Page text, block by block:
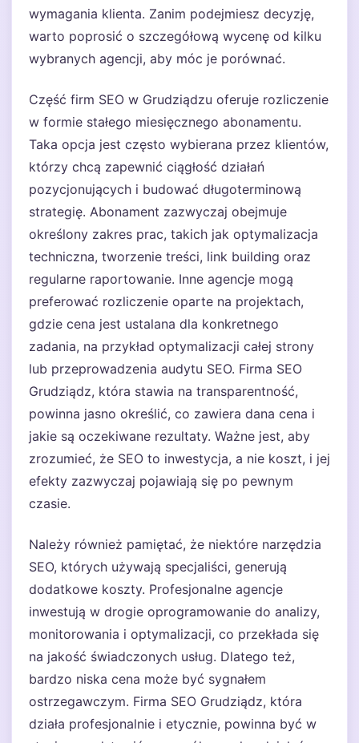
wymagania klienta. Zanim podejmiesz decyzję,
warto poprosić o szczegółową wycenę od kilku
wybranych agencji, aby móc je porównać.
Część firm SEO w Grudziądzu oferuje rozliczenie
w formie stałego miesięcznego abonamentu.
Taka opcja jest często wybierana przez klientów,
którzy chcą zapewnić ciągłość działań
pozycjonujących i budować długoterminową
strategię. Abonament zazwyczaj obejmuje
określony zakres prac, takich jak optymalizacja
techniczna, tworzenie treści, link building oraz
regularne raportowanie. Inne agencje mogą
preferować rozliczenie oparte na projektach,
gdzie cena jest ustalana dla konkretnego
zadania, na przykład optymalizacji całej strony
lub przeprowadzenia audytu SEO. Firma SEO
Grudziądz, która stawia na transparentność,
powinna jasno określić, co zawiera dana cena i
jakie są oczekiwane rezultaty. Ważne jest, aby
zrozumieć, że SEO to inwestycja, a nie koszt, i jej
efekty zazwyczaj pojawiają się po pewnym
czasie.
Należy również pamiętać, że niektóre narzędzia
SEO, których używają specjaliści, generują
dodatkowe koszty. Profesjonalne agencje
inwestują w drogie oprogramowanie do analizy,
monitorowania i optymalizacji, co przekłada się
na jakość świadczonych usług. Dlatego też,
bardzo niska cena może być sygnałem
ostrzegawczym. Firma SEO Grudziądz, która
działa profesjonalnie i etycznie, powinna być w